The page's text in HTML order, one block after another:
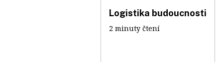
Logistika budoucnosti
2 minuty čtení